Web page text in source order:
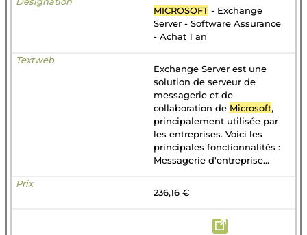
MICROSOFT - Exchange
Server - Software Assurance
- Achat 1 an
Exchange Server est une
solution de serveur de
messagerie et de
collaboration de Microsoft,
principalement utilisée par
les entreprises. Voici les
principales fonctionnalités :
Messagerie d'entreprise...
236,16 €